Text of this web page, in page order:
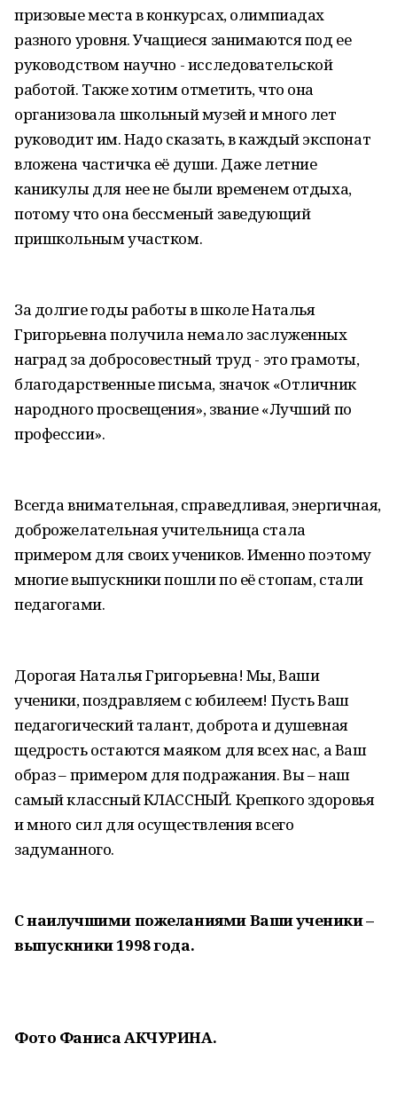
призовые места в конкурсах, олимпиадах
разного уровня. Учащиеся занимаются под ее
руководством научно - исследовательской
работой. Также хотим отметить, что она
организовала школьный музей и много лет
руководит им. Надо сказать, в каждый экспонат
вложена частичка её души. Даже летние
каникулы для нее не были временем отдыха,
потому что она бессменый заведующий
пришкольным участком.
За долгие годы работы в школе Наталья
Григорьевна получила немало заслуженных
наград за добросовестный труд - это грамоты,
благодарственные письма, значок «Отличник
народного просвещения», звание «Лучший по
профессии».
Всегда внимательная, справедливая, энергичная,
доброжелательная учительница стала
примером для своих учеников. Именно поэтому
многие выпускники пошли по её стопам, стали
педагогами.
Дорогая Наталья Григорьевна! Мы, Ваши
ученики, поздравляем с юбилеем! Пусть Ваш
педагогический талант, доброта и душевная
щедрость остаются маяком для всех нас, а Ваш
образ – примером для подражания. Вы – наш
самый классный КЛАССНЫЙ. Крепкого здоровья
и много сил для осуществления всего
задуманного.
С наилучшими пожеланиями Ваши ученики –
выпускники 1998 года.
Фото Фаниса АКЧУРИНА.